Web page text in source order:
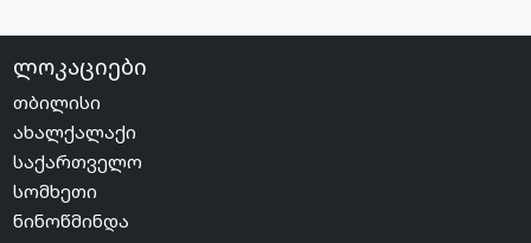
ლოკაციები
თბილისი
ახალქალაქი
საქართველო
სომხეთი
ნინოწმინდა